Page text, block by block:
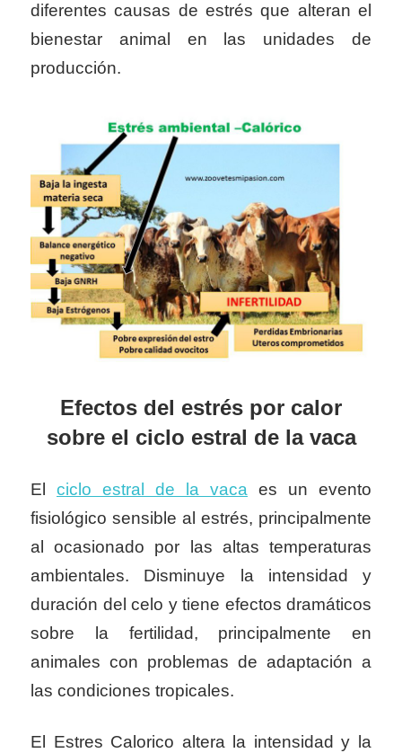
diferentes causas de estrés que alteran el
bienestar animal en las unidades de
producción.
Efectos del estrés por calor
sobre el ciclo estral de la vaca
El ciclo estral de la vaca es un evento
fisiológico sensible al estrés, principalmente
al ocasionado por las altas temperaturas
ambientales. Disminuye la intensidad y
duración del celo y tiene efectos dramáticos
sobre la fertilidad, principalmente en
animales con problemas de adaptación a
las condiciones tropicales.
El Estres Calorico altera la intensidad y la